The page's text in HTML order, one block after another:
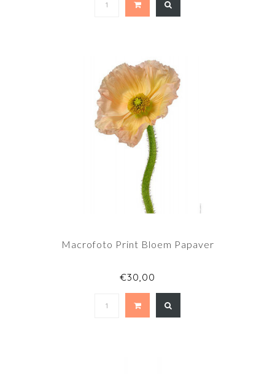
Macrofoto Print Bloem Papaver
€30,00